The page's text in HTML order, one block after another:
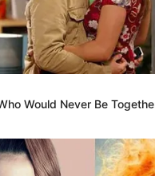
Feriado de
Municipal de
normalmente
GASTRONOMIA 19 de abril
Mercado
PIÁS E GURIAS 30 de
Would Never Be